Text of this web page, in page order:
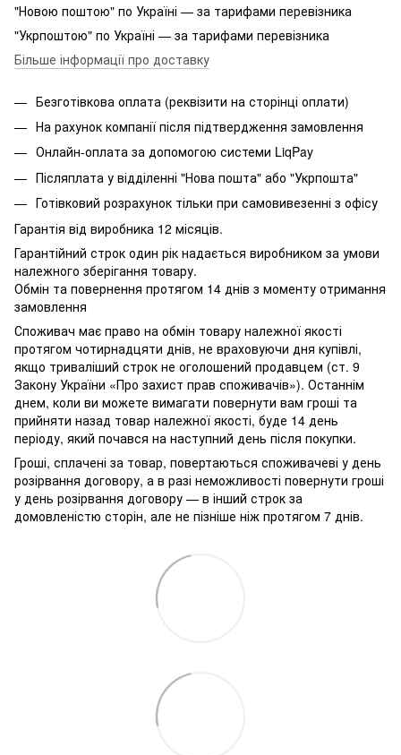
"Новою поштою" по Україні — за тарифами перевізника
"Укрпоштою" по Україні — за тарифами перевізника
Більше інформації про доставку
Безготівкова оплата (реквізити на сторінці оплати)
На рахунок компанії після підтвердження замовлення
Онлайн-оплата за допомогою системи LiqPay
Післяплата у відділенні "Нова пошта" або "Укрпошта"
Готівковий розрахунок тільки при самовивезенні з офісу
Гарантія від виробника 12 місяців.
Гарантійний строк один рік надається виробником за умови
належного зберігання товару.
Обмін та повернення протягом 14 днів з моменту отримання
замовлення
Споживач має право на обмін товару належної якості
протягом чотирнадцяти днів, не враховуючи дня купівлі,
якщо триваліший строк не оголошений продавцем (ст. 9
Закону України «Про захист прав споживачів»). Останнім
днем, коли ви можете вимагати повернути вам гроші та
прийняти назад товар належної якості, буде 14 день
періоду, який почався на наступний день після покупки.
Гроші, сплачені за товар, повертаються споживачеві у день
розірвання договору, а в разі неможливості повернути гроші
у день розірвання договору — в інший строк за
домовленістю сторін, але не пізніше ніж протягом 7 днів.